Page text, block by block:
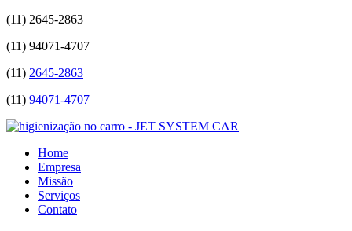
(11) 2645-2863
(11) 94071-4707
(11) 2645-2863
(11) 94071-4707
Home
Empresa
Missão
Serviços
Contato